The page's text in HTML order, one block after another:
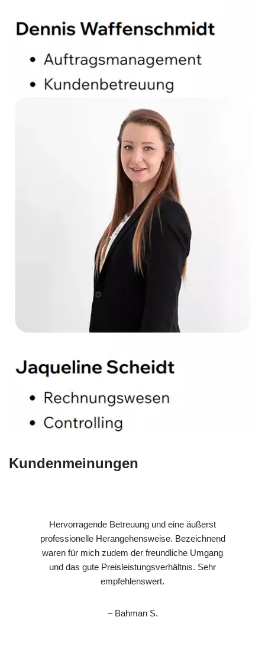
Kundenmeinungen
Hervorragende Betreuung und eine äußerst
professionelle Herangehensweise. Bezeichnend
waren für mich zudem der freundliche Umgang
und das gute Preisleistungsverhältnis. Sehr
empfehlenswert.
– Bahman S.